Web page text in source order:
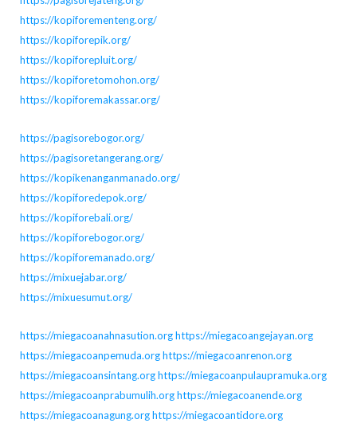
https://kopiforementeng.org/
https://kopiforepik.org/
https://kopiforepluit.org/
https://kopiforetomohon.org/
https://kopiforemakassar.org/
https://pagisorebogor.org/
https://pagisoretangerang.org/
https://kopikenanganmanado.org/
https://kopiforedepok.org/
https://kopiforebali.org/
https://kopiforebogor.org/
https://kopiforemanado.org/
https://mixuejabar.org/
https://mixuesumut.org/
https://miegacoanahnasution.orghttps://miegacoangejayan.org
https://miegacoanpemuda.orghttps://miegacoanrenon.org
https://miegacoansintang.orghttps://miegacoanpulaupramuka.org
https://miegacoanprabumulih.orghttps://miegacoanende.org
https://miegacoanagung.orghttps://miegacoantidore.org